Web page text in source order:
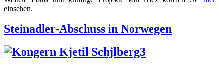
einsehen.
Steinadler-Abschuss in Norwegen